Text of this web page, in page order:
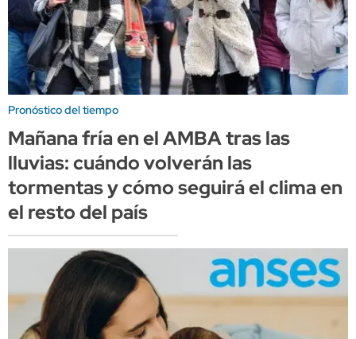
Pronóstico del tiempo
Mañana fría en el AMBA tras las
lluvias: cuándo volverán las
tormentas y cómo seguirá el clima en
el resto del país